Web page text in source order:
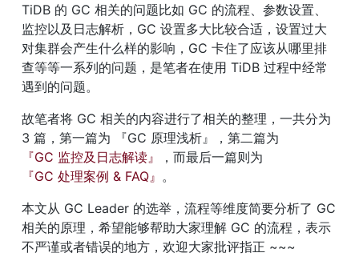
TiDB 的 GC 相关的问题比如 GC 的流程、参数设置、
监控以及日志解析，GC 设置多大比较合适，设置过大
对集群会产生什么样的影响，GC 卡住了应该从哪里排
查等等一系列的问题，是笔者在使用 TiDB 过程中经常
遇到的问题。
故笔者将 GC 相关的内容进行了相关的整理，一共分为
3 篇，第一篇为 『GC 原理浅析』，第二篇为
『GC 监控及日志解读』
，而最后一篇则为
『GC 处理案例 & FAQ』 。
本文从 GC Leader 的选举，流程等维度简要分析了 GC
相关的原理，希望能够帮助大家理解 GC 的流程，表示
不严谨或者错误的地方，欢迎大家批评指正 ~~~